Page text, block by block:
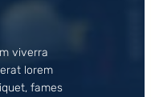
viverra
lorem
fames